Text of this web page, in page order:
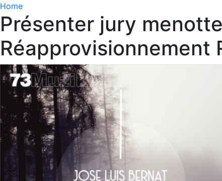
Home
Présenter jury
Réapprovisionnement